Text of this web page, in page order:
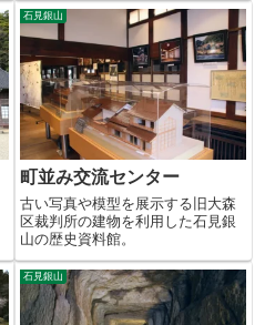
石見銀山
町並み交流センター
古い写真や模型を展示する旧大森
区裁判所の建物を利用した石見銀
山の歴史資料館。
石見銀山